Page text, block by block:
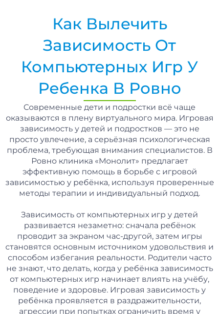
Как Вылечить
Зависимость От
Компьютерных Игр У
Ребенка В Ровно
Современные дети и подростки всё чаще
оказываются в плену виртуального мира. Игровая
зависимость у детей и подростков — это не
просто увлечение, а серьёзная психологическая
проблема, требующая внимания специалистов. В
Ровно клиника «Монолит» предлагает
эффективную помощь в борьбе с игровой
зависимостью у ребёнка, используя проверенные
методы терапии и индивидуальный подход.
Зависимость от компьютерных игр у детей
развивается незаметно: сначала ребёнок
проводит за экраном час-другой, затем игры
становятся основным источником удовольствия и
способом избегания реальности. Родители часто
не знают, что делать, когда у ребёнка зависимость
от компьютерных игр начинает влиять на учёбу,
поведение и здоровье. Игровая зависимость у
ребёнка проявляется в раздражительности,
агрессии при попытках ограничить время у